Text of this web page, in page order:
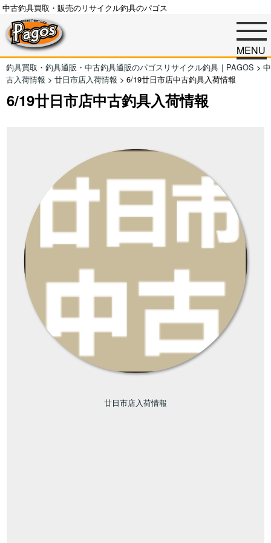
中古釣具買取・販売のリサイクル釣具のパゴス
MENU
釣具買取・釣具通販・中古釣具通販のパゴスリサイクル釣具｜PAGOS > 中
古入荷情報 > 廿日市店入荷情報 > 6/19廿日市店中古釣具入荷情報
6/19廿日市店中古釣具入荷情報
廿日市店入荷情報